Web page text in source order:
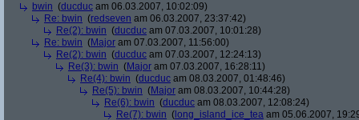
bwin (ducduc am 06.03.2007, 10:02:09)
Re: bwin (redseven am 06.03.2007, 23:37:42)
Re(2): bwin (ducduc am 07.03.2007, 10:01:28)
Re: bwin (Major am 07.03.2007, 11:56:00)
Re(2): bwin (ducduc am 07.03.2007, 12:24:13)
Re(3): bwin (Major am 07.03.2007, 16:28:11)
Re(4): bwin (ducduc am 08.03.2007, 01:48:46)
Re(5): bwin (Major am 08.03.2007, 10:44:28)
Re(6): bwin (ducduc am 08.03.2007, 12:08:24)
Re(7): bwin ( long_island_ice_tea am 05.06.2007,